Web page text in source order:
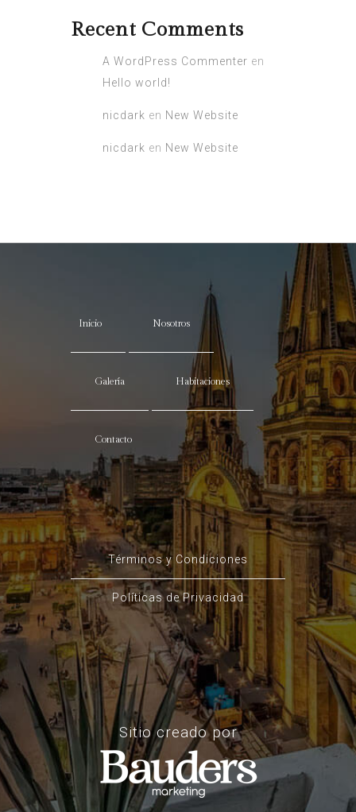
Recent Comments
A WordPress Commenter en
Hello world!
nicdark en New Website
nicdark en New Website
Inicio Nosotros
Galería Habitaciones
Contacto
Términos y Condiciones
Políticas de Privacidad
Sitio creado por